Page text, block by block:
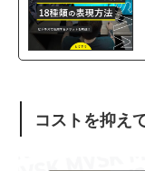
コストを抑え